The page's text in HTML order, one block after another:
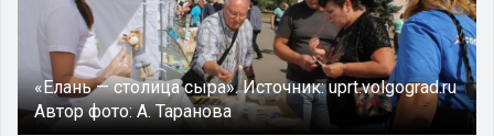
«Елань — столица сыра».Источник:uprt.volgograd.ru
Автор фото:А. Таранова